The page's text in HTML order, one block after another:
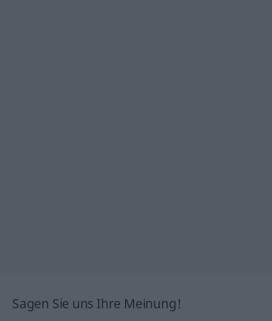
Sagen Sie uns Ihre Meinung!